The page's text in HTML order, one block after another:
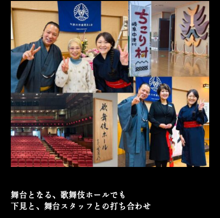
舞台となる、歌舞伎ホールでも
下見と、舞台スタッフとの打ち合わせ